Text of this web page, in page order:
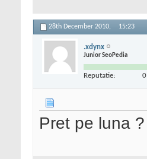
28th December 2010, 15:23
.xdynx
Junior SeoPedia
Reputatie: 0
Pret pe luna ?